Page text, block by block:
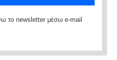
το newsletter μέσω e-mail